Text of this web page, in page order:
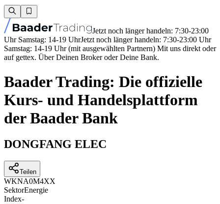
Jetzt noch länger handeln: 7:30-23:00
Uhr Samstag: 14-19 UhrJetzt noch länger handeln: 7:30-23:00 Uhr
Samstag: 14-19 Uhr (mit ausgewählten Partnern) Mit uns direkt oder
auf gettex. Über Deinen Broker oder Deine Bank.
Baader Trading: Die offizielle
Kurs- und Handelsplattform
der Baader Bank
DONGFANG ELEC
Teilen
WKNA0M4XX
SektorEnergie
Index-